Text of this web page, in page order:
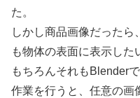
た。
しかし商品画像だった
も物体の表面に表示した
もちろんそれもBlender
作業を行うと、任意の画